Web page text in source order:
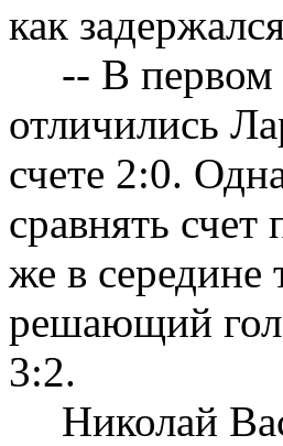
как
-- В первом
отличились
счете 2:0.
сравнять
же в середине
решающий гол
3:2.
Николай